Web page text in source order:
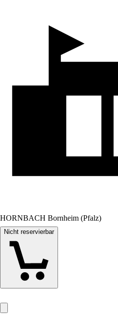
HORNBACH Bornheim (Pfalz)
Nicht reservierbar